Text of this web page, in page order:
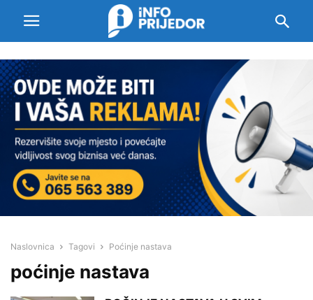
Naslovnica Tagovi Poćinje nastava
poćinje nastava